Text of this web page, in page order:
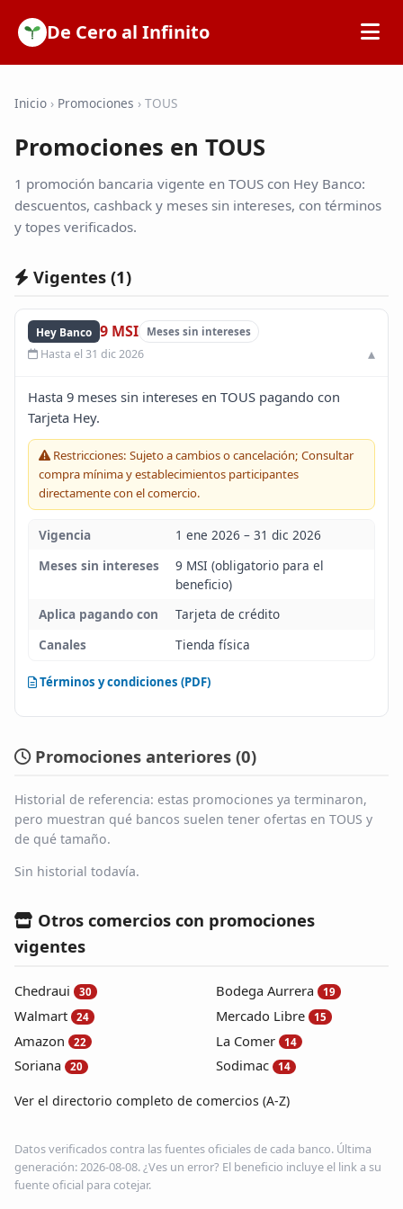
De Cero al Infinito
SOFIPOs
Bancos
Tarjetas de Crédito
Blog
Infinito
Inicio › Promociones › TOUS
Promociones en TOUS
1 promoción bancaria vigente en TOUS con Hey Banco:
descuentos, cashback y meses sin intereses, con términos
y topes verificados.
Vigentes (1)
Hey Banco 9 MSI Meses sin intereses
Hasta el 31 dic 2026
Hasta 9 meses sin intereses en TOUS pagando con
Tarjeta Hey.
Restricciones: Sujeto a cambios o cancelación; Consultar
compra mínima y establecimientos participantes
directamente con el comercio.
Vigencia
1 ene 2026 – 31 dic 2026
Meses sin intereses
9 MSI (obligatorio para el
beneficio)
Aplica pagando con
Tarjeta de crédito
Canales
Tienda física
Términos y condiciones (PDF)
Promociones anteriores (0)
Historial de referencia: estas promociones ya terminaron,
pero muestran qué bancos suelen tener ofertas en TOUS y
de qué tamaño.
Sin historial todavía.
Otros comercios con promociones
vigentes
Chedraui 30
Walmart 24
Amazon 22
Soriana 20
Bodega Aurrera 19
Mercado Libre 15
La Comer 14
Sodimac 14
Ver el directorio completo de comercios (A-Z)
Datos verificados contra las fuentes oficiales de cada banco. Última
generación: 2026-08-08. ¿Ves un error? El beneficio incluye el link a su
fuente oficial para cotejar.